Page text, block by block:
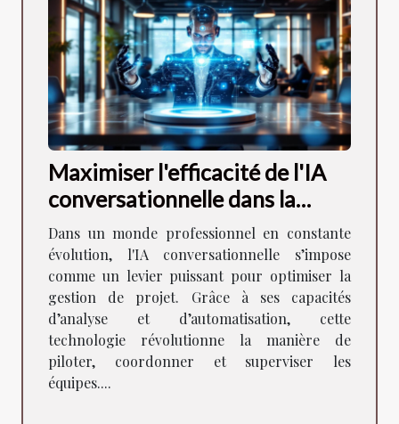
Maximiser l'efficacité de l'IA
conversationnelle dans la
gestion de projet
Dans un monde professionnel en constante
évolution, l'IA conversationnelle s’impose
comme un levier puissant pour optimiser la
gestion de projet. Grâce à ses capacités
d’analyse et d’automatisation, cette
technologie révolutionne la manière de
piloter, coordonner et superviser les
équipes....